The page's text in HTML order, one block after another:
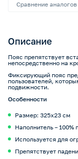
Сравнение аналогов
Описание
Пояс препятствует
непосредственно на
Фиксирующий пояс
пользователей,
подвижности.
Особенности
Размер: 325х23 см
Наполнитель – 100%
Используется для
Препятствует